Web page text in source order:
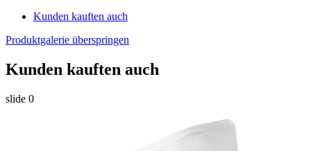
Kunden kauften auch
Produktgalerie überspringen
Kunden kauften auch
slide 0